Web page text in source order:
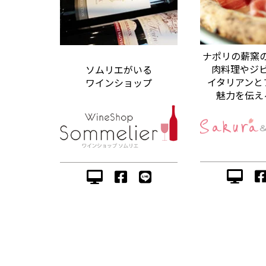
ソムリエがいる
ワインショップ
ナポリの薪窯
肉料理やジ
イタリアン
魅力を伝